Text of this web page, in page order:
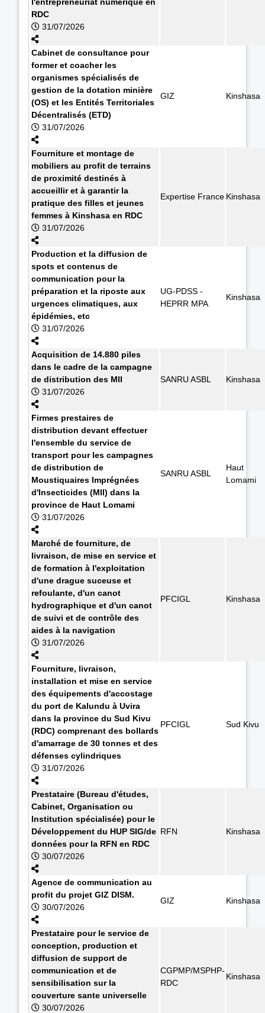
RDC
31/07/2026
Cabinet de consultance pour
former et coacher les
organismes spécialisés de
gestion de la dotation minière
(OS) et les Entités Territoriales
Décentralisés (ETD)
31/07/2026
GIZ Kinshasa
Fourniture et montage de
mobiliers au profit de terrains
de proximité destinés à
accueillir et à garantir la
pratique des filles et jeunes
femmes à Kinshasa en RDC
31/07/2026
Expertise France Kinshasa
Production et la diffusion de
spots et contenus de
communication pour la
préparation et la riposte aux
urgences climatiques, aux
épidémies, etc
31/07/2026
UG-PDSS -
HEPRR MPA
Kinshasa
Acquisition de 14.880 piles
dans le cadre de la campagne
de distribution des MII
31/07/2026
SANRU ASBL Kinshasa
Firmes prestaires de
distribution devant effectuer
l'ensemble du service de
transport pour les campagnes
de distribution de
Moustiquaires Imprégnées
d'Insecticides (MII) dans la
province de Haut Lomami
31/07/2026
SANRU ASBL
Haut
Lomami
Marché de fourniture, de
livraison, de mise en service et
de formation à l'exploitation
d'une drague suceuse et
refoulante, d'un canot
hydrographique et d'un canot
de suivi et de contrôle des
aides à la navigation
31/07/2026
PFCIGL Kinshasa
Fourniture, livraison,
installation et mise en service
des équipements d'accostage
du port de Kalundu à Uvira
dans la province du Sud Kivu
(RDC) comprenant des bollards
d'amarrage de 30 tonnes et des
défenses cylindriques
31/07/2026
PFCIGL Sud Kivu
Prestataire (Bureau d'études,
Cabinet, Organisation ou
Institution spécialisée) pour le
Développement du HUP SIG/de
données pour la RFN en RDC
30/07/2026
RFN Kinshasa
Agence de communication au
profit du projet GIZ DISM.
30/07/2026
GIZ Kinshasa
Prestataire pour le service de
conception, production et
diffusion de support de
communication et de
sensibilisation sur la
couverture sante universelle
30/07/2026
CGPMP/MSPHP-
RDC
Kinshasa